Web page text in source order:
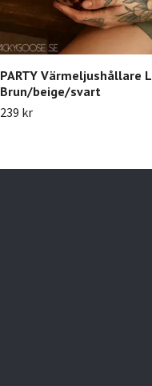
PARTY Värmeljushållare
Brun/beige/svart
239 kr